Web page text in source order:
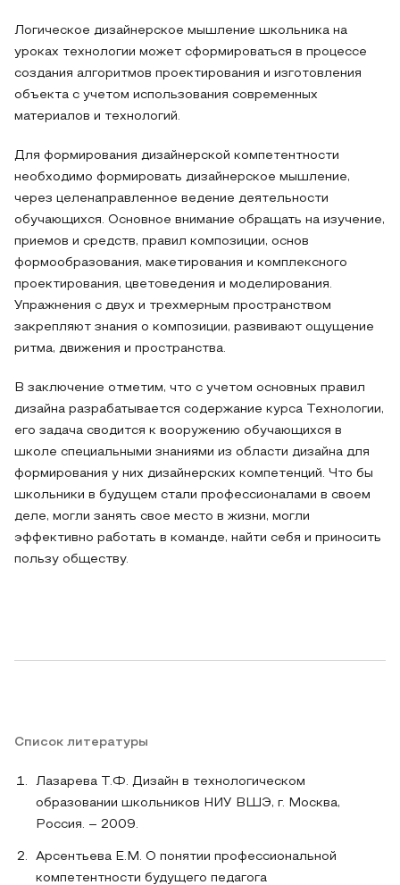
Логическое дизайнерское мышление школьника на
уроках технологии может сформироваться в процессе
создания алгоритмов проектирования и изготовления
объекта с учетом использования современных
материалов и технологий.
Для формирования дизайнерской компетентности
необходимо формировать дизайнерское мышление,
через целенаправленное ведение деятельности
обучающихся. Основное внимание обращать на изучение,
приемов и средств, правил композиции, основ
формообразования, макетирования и комплексного
проектирования, цветоведения и моделирования.
Упражнения с двух и трехмерным пространством
закрепляют знания о композиции, развивают ощущение
ритма, движения и пространства.
В заключение отметим, что с учетом основных правил
дизайна разрабатывается содержание курса Технологии,
его задача сводится к вооружению обучающихся в
школе специальными зна­ниями из области дизайна для
формирования у них ди­зайнерских компетенций. Что бы
школьники в будущем стали профессионалами в своем
деле, могли занять свое место в жизни, могли
эффективно работать в команде, найти себя и приносить
пользу обществу.
Список литературы
Лазарева Т.Ф. Дизайн в технологическом
образовании школьников НИУ ВШЭ, г. Москва,
Россия. – 2009.
Арсентьева Е.М. О понятии профессиональной
компетентности будущего педагога